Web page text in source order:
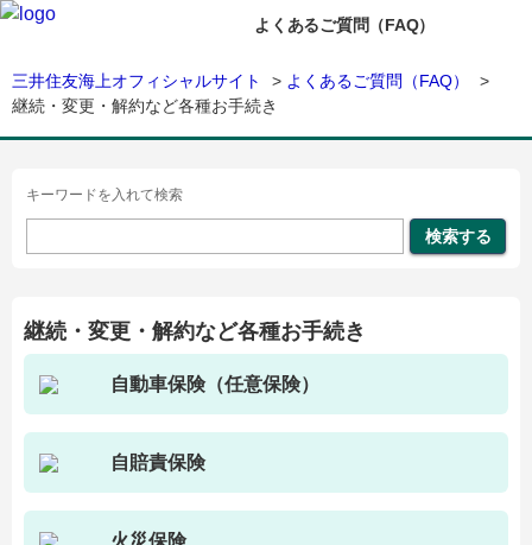
よくあるご質問（FAQ）
三井住友海上オフィシャルサイト > よくあるご質問（FAQ）
>
継続・変更・解約など各種お手続き
キーワードを入れて検索
継続・変更・解約など各種お手続き
自動車保険（任意保険）
自賠責保険
火災保険